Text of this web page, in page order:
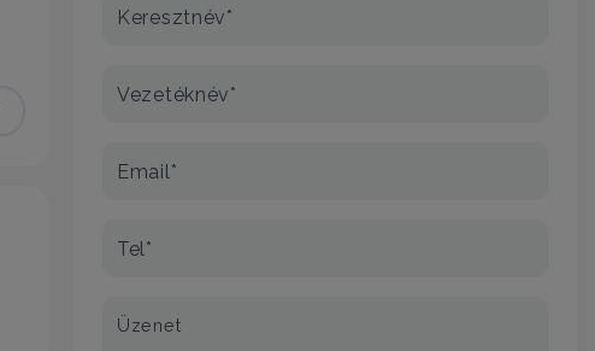
Keresztnév*
Vezetéknév*
Email*
Tel*
Üzenet